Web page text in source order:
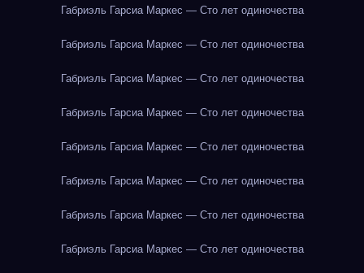
Габриэль Гарсиа Маркес — Сто лет одиночества
Габриэль Гарсиа Маркес — Сто лет одиночества
Габриэль Гарсиа Маркес — Сто лет одиночества
Габриэль Гарсиа Маркес — Сто лет одиночества
Габриэль Гарсиа Маркес — Сто лет одиночества
Габриэль Гарсиа Маркес — Сто лет одиночества
Габриэль Гарсиа Маркес — Сто лет одиночества
Габриэль Гарсиа Маркес — Сто лет одиночества